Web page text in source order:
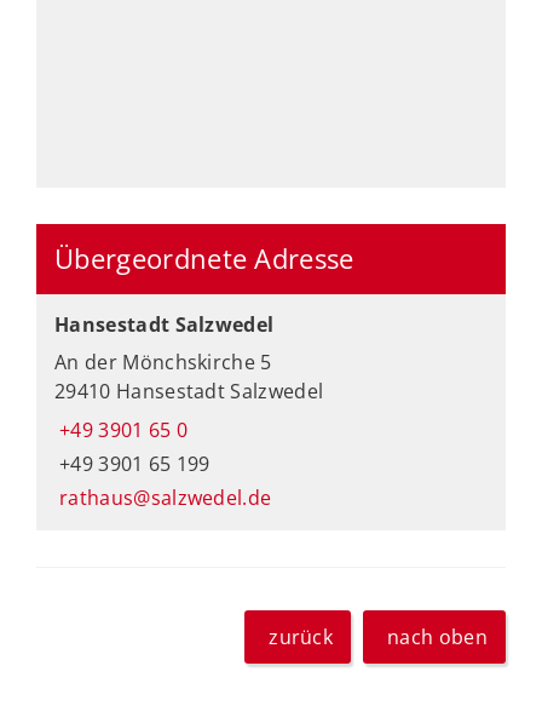
Übergeordnete Adresse
Hansestadt Salzwedel
An der Mönchskirche 5
29410 Hansestadt Salzwedel
+49 3901 65 0
+49 3901 65 199
rathaus@salzwedel.de
zurück nach oben